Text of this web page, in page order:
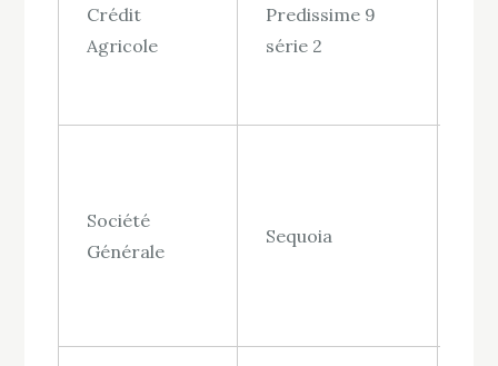
Crédit
Agricole
Predissime 9
série 2
Société
Générale
Sequoia